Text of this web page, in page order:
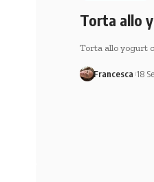
Torta allo
Torta allo yogurt
Francesca 18